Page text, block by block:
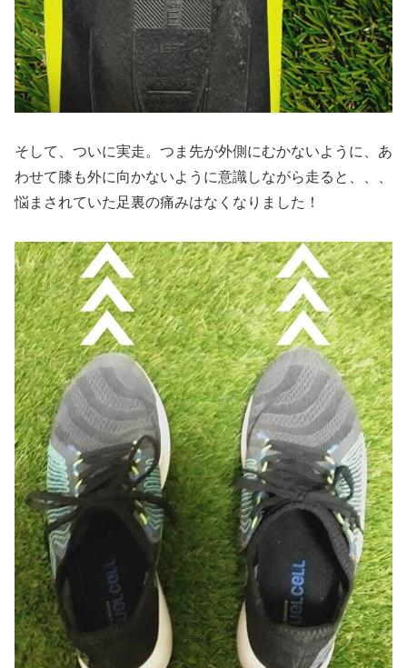
そして、ついに実走。つま先が外側にむかないように、あ
わせて膝も外に向かないように意識しながら走ると、、、
悩まされていた足裏の痛みはなくなりました！